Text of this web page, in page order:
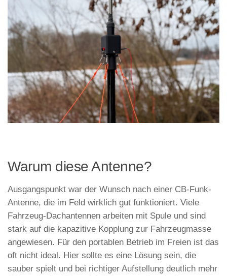
Warum diese Antenne?
Ausgangspunkt war der Wunsch nach einer CB-Funk-
Antenne, die im Feld wirklich gut funktioniert. Viele
Fahrzeug-Dachantennen arbeiten mit Spule und sind
stark auf die kapazitive Kopplung zur Fahrzeugmasse
angewiesen. Für den portablen Betrieb im Freien ist das
oft nicht ideal. Hier sollte es eine Lösung sein, die
sauber spielt und bei richtiger Aufstellung deutlich mehr